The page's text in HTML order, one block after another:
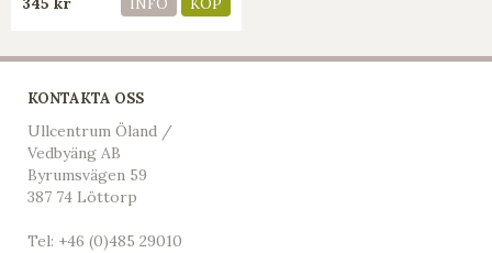
KONTAKTA OSS
Ullcentrum Öland /
Vedbyäng AB
Byrumsvägen 59
387 74 Löttorp
Tel: +46 (0)485 29010